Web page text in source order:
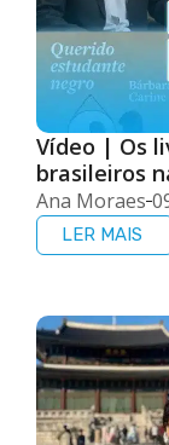
Vídeo | Os
brasileiros
mundo
Ana Moraes
LER MAIS